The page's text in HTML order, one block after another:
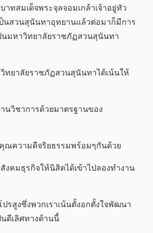
าทสมเด็จพระจุลจอมเกล้าเจ้าอยู่หัว
นสวนสุนันทาอุทยานแล้วต่อมาก็มีการ
มหาวิทยาลัยราชภัฏสวนสุนันทา
ยาลัยราชภัฏสวนสุนันทาได้เน้นให้
นวิชาการด้วยมาตรฐานของ
ณความดีจริยธรรมพร้อมๆกันด้วย
งคมธุรกิจให้นิสิตได้เข้าไปลองทำงาน
รสูงซึ่งพวกเราเน้นตั้งอกตั้งใจพัฒนา
ดีเลิศทางด้านนี้